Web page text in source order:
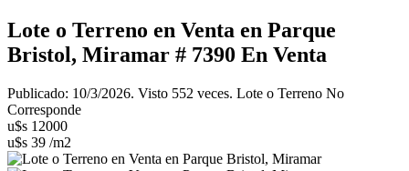
Lote o Terreno en Venta en Parque
Bristol, Miramar # 7390 En Venta
Publicado: 10/3/2026. Visto 552 veces. Lote o Terreno No
Corresponde
u$s 12000
u$s 39 /m2